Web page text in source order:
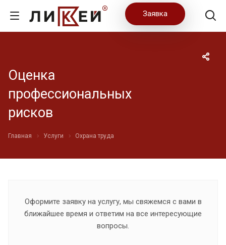
Заявка
Оценка
профессиональных
рисков
Главная Услуги Охрана труда
Оформите заявку на услугу, мы свяжемся с вами в
ближайшее время и ответим на все интересующие
вопросы.